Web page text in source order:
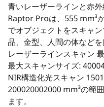
青いレーザーラインと赤
Raptor Proは、555 mm³
でオブジェクトをスキャ
品、金型、人間の体などを
レーザーラインスキャン
最大スキャンサイズ:
NIR構造化光スキャン
200020002000 mm³の範
ます。